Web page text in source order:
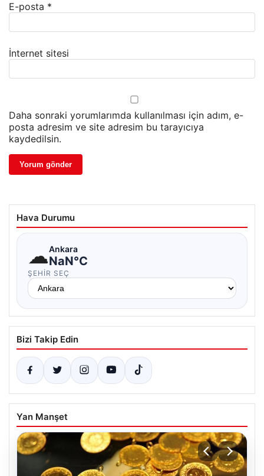
E-posta *
İnternet sitesi
Daha sonraki yorumlarımda kullanılması için adım, e-
posta adresim ve site adresim bu tarayıcıya
kaydedilsin.
Hava Durumu
☁Ankara
NaN°C
ŞEHIR SEÇ
Bizi Takip Edin
Yan Manşet